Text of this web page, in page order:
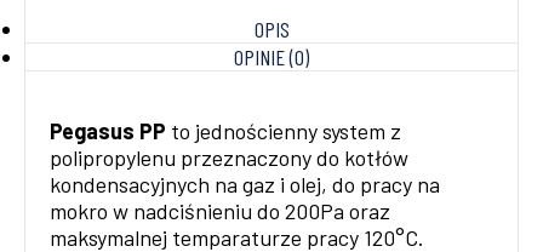
OPIS
OPINIE (0)
Pegasus PP to jednościenny system z
polipropylenu przeznaczony do kotłów
kondensacyjnych na gaz i olej, do pracy na
mokro w nadciśnieniu do 200Pa oraz
maksymalnej temparaturze pracy 120°C.